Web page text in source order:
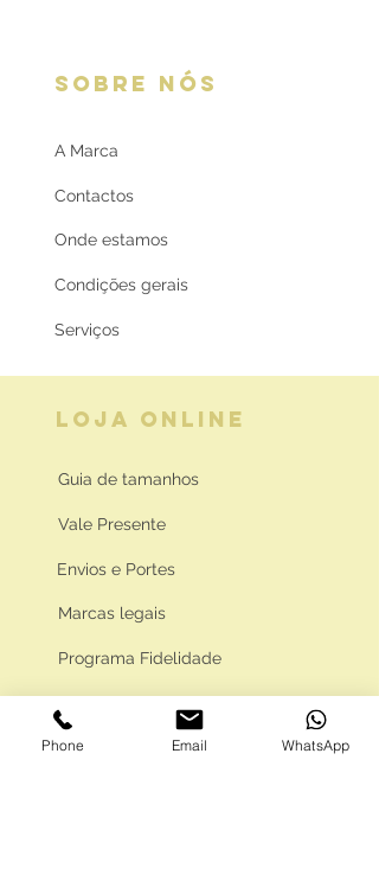
SOBRE NÓS
A Marca
Contactos
Onde estamos
Condições gerais
Serviços
LOJA ONLINE
Guia de tamanhos
Vale Presente
Envios e Portes
Marcas legais
Programa Fidelidade
Phone Email WhatsApp